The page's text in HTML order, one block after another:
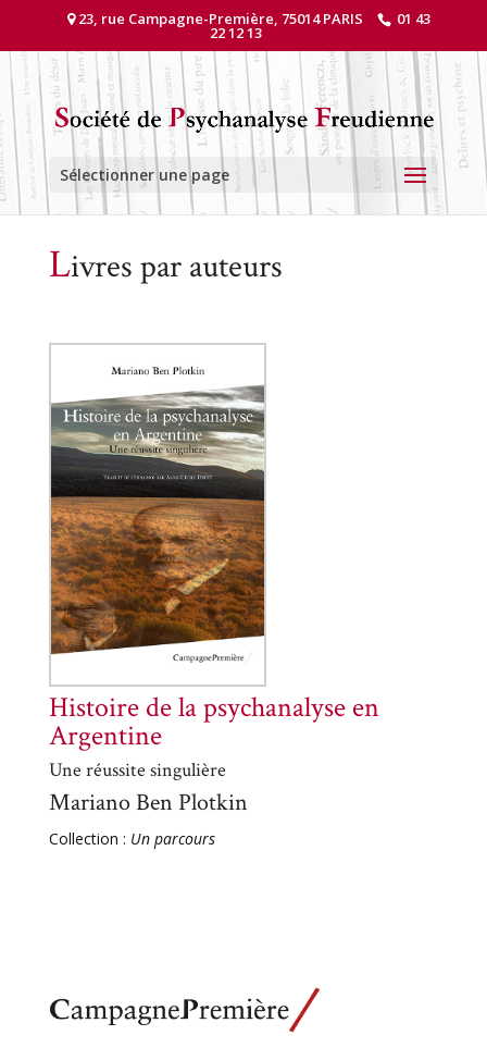
23, rue Campagne-Première, 75014 PARIS 01 43
22 12 13
Sélectionner une page
Livres par auteurs
Histoire de la psychanalyse en
Argentine
Une réussite singulière
Mariano Ben Plotkin
Collection : Un parcours